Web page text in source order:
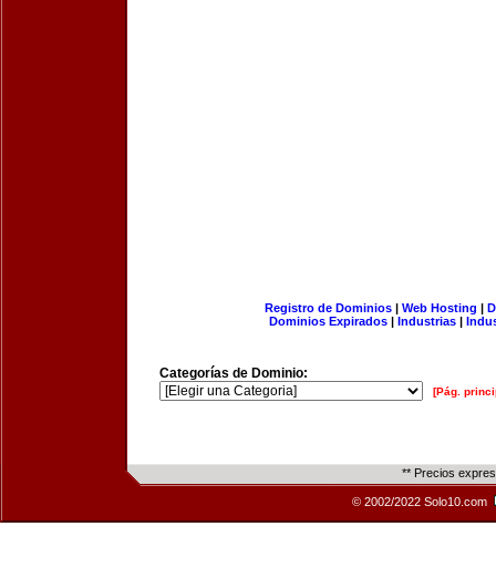
Registro de Dominios| Web Hosting |
Dominios Expirados | Industrias |
Categorías de Dominio:
[Pág.
** Precios
© 2002/2022 Solo10.com